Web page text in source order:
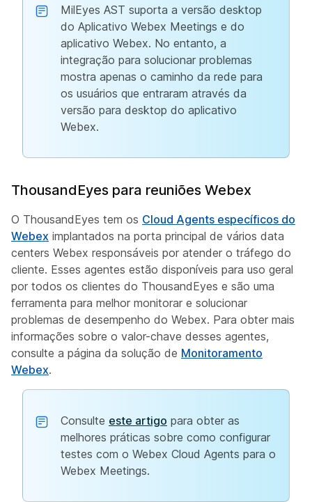
MilEyes AST suporta a versão desktop
do Aplicativo Webex Meetings e do
aplicativo Webex. No entanto, a
integração para solucionar problemas
mostra apenas o caminho da rede para
os usuários que entraram através da
versão para desktop do aplicativo
Webex.
ThousandEyes para reuniões Webex
O ThousandEyes tem os Cloud Agents específicos do
Webex implantados na porta principal de vários data
centers Webex responsáveis por atender o tráfego do
cliente. Esses agentes estão disponíveis para uso geral
por todos os clientes do ThousandEyes e são uma
ferramenta para melhor monitorar e solucionar
problemas de desempenho do Webex. Para obter mais
informações sobre o valor-chave desses agentes,
consulte a página da solução de Monitoramento
Webex.
Consulte este artigo para obter as
melhores práticas sobre como configurar
testes com o Webex Cloud Agents para o
Webex Meetings.